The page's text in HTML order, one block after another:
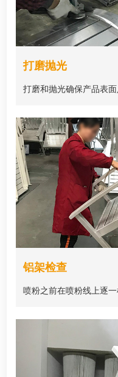
打磨抛光
打磨和抛光确保产品表面
铝架检查
喷粉之前在喷粉线上逐